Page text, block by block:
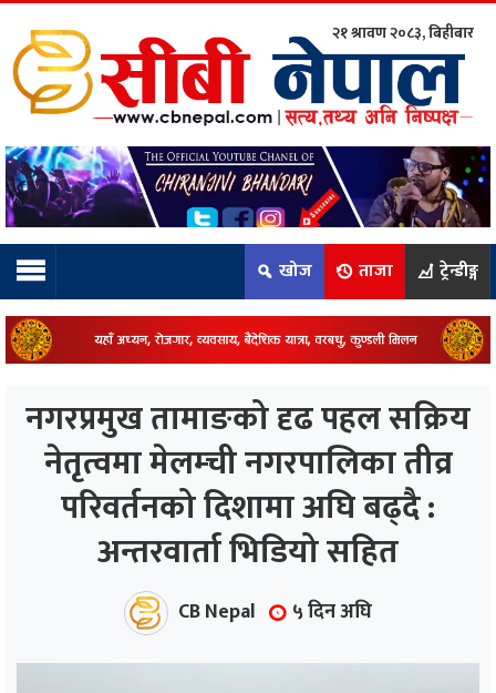
टिम:
२१ श्रावण २०८३, बिहीबार
खोज ताजा ट्रेन्डीङ्ग
नगरप्रमुख तामाङको दृढ पहल सक्रिय
नेतृत्वमा मेलम्ची नगरपालिका तीव्र
परिवर्तनको दिशामा अघि बढ्दै :
अन्तरवार्ता भिडियो सहित
CB Nepal ५ दिन अघि